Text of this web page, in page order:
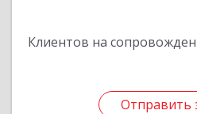
Клиентов на
Отправить
Отправить